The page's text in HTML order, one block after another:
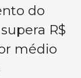
do
R$
médio